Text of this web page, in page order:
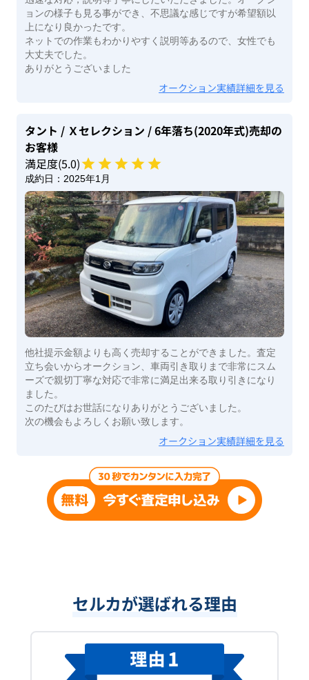
ョンの様子も見る事ができ、不思議な感じですが希望額以
上になり良かったです。
ネットでの作業もわかりやすく説明等あるので、女性でも
大丈夫でした。
ありがとうございました
オークション実績詳細を見る
タント / Ｘセレクション / 6年落ち(2020年式)売却の
お客様
満足度(5.0)
成約日： 2025年1月
他社提示金額よりも高く売却することができました。査定
立ち会いからオークション、車両引き取りまで非常にスム
ーズで親切丁寧な対応で非常に満足出来る取り引きになり
ました。
このたびはお世話になりありがとうございました。
次の機会もよろしくお願い致します。
オークション実績詳細を見る
セルカが選ばれる理由